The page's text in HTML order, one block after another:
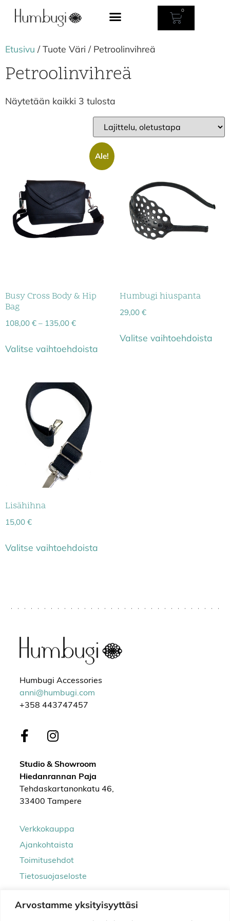
Arvostamme yksityisyyttäsi
0
Etusivu / Tuote Väri / Petroolinvihreä
Petroolinvihreä
Näytetään kaikki 3 tulosta
Ale!
Busy Cross Body & Hip
Bag
108,00 € – 135,00 €
Valitse vaihtoehdoista
Humbugi hiuspanta
29,00 €
Valitse vaihtoehdoista
Lisähihna
15,00 €
Valitse vaihtoehdoista
Humbugi Accessories
anni@humbugi.com
+358 443747457
Studio & Showroom
Hiedanrannan Paja
Tehdaskartanonkatu 46,
33400 Tampere
Verkkokauppa
Ajankohtaista
Toimitusehdot
Tietosuojaseloste